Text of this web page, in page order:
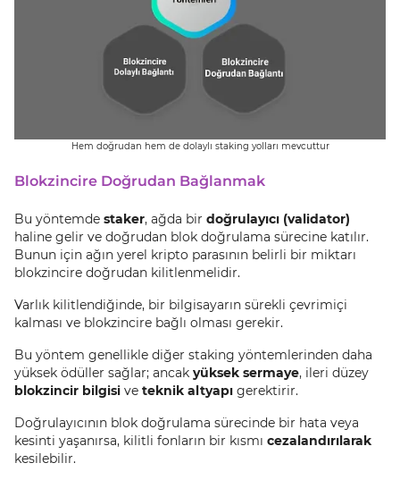
Hem doğrudan hem de dolaylı staking yolları mevcuttur
Blokzincire Doğrudan Bağlanmak
Bu yöntemde staker, ağda bir doğrulayıcı (validator)
haline gelir ve doğrudan blok doğrulama sürecine katılır.
Bunun için ağın yerel kripto parasının belirli bir miktarı
blokzincire doğrudan kilitlenmelidir.
Varlık kilitlendiğinde, bir bilgisayarın sürekli çevrimiçi
kalması ve blokzincire bağlı olması gerekir.
Bu yöntem genellikle diğer staking yöntemlerinden daha
yüksek ödüller sağlar; ancak yüksek sermaye, ileri düzey
blokzincir bilgisi ve teknik altyapı gerektirir.
Doğrulayıcının blok doğrulama sürecinde bir hata veya
kesinti yaşanırsa, kilitli fonların bir kısmı cezalandırılarak
kesilebilir.